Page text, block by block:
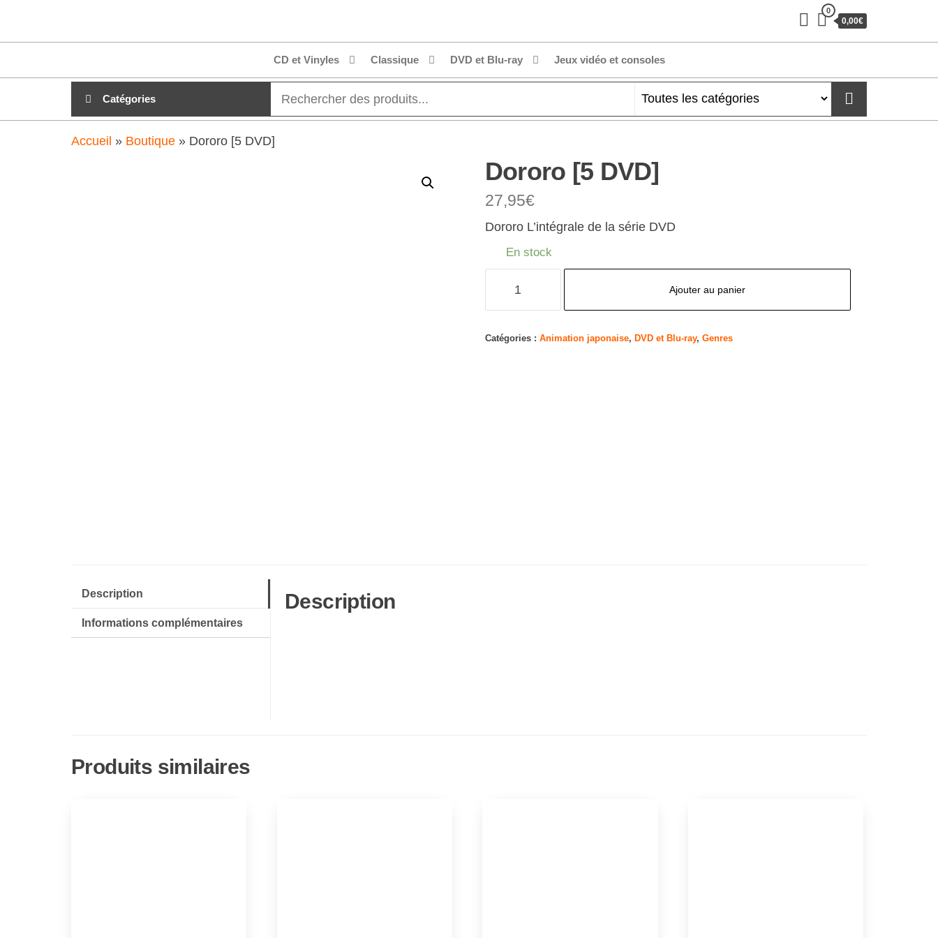
clubdial.fr
0
0,00€
CD et Vinyles Classique DVD et Blu-ray Jeux vidéo et consoles
Catégories
Accueil » Boutique » Dororo [5 DVD]
Dororo [5 DVD]
27,95€
Dororo L’intégrale de la série DVD
En stock
[5
Ajouter au panier
Catégories : Animation japonaise, DVD et Blu-ray, Genres
Description
Informations complémentaires
Description
Produits similaires